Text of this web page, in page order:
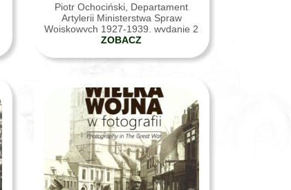
Piotr Ochociński, Departament
Artylerii Ministerstwa Spraw
Wojskowych 1927-1939, wydanie 2
poprawione i uzupełnione,
ZOBACZ